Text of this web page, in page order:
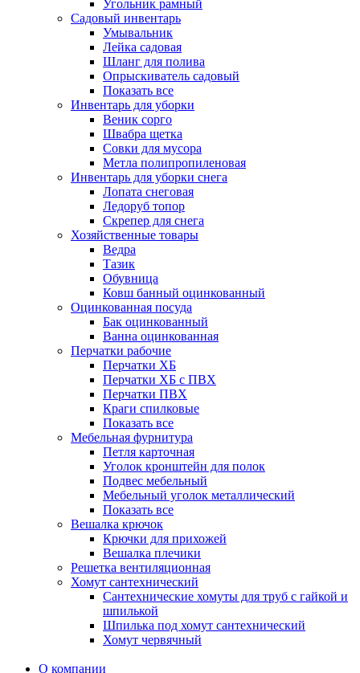
Угольник рамный
Садовый инвентарь
Умывальник
Лейка садовая
Шланг для полива
Опрыскиватель садовый
Показать все
Инвентарь для уборки
Веник сорго
Швабра щетка
Совки для мусора
Метла полипропиленовая
Инвентарь для уборки снега
Лопата снеговая
Ледоруб топор
Скрепер для снега
Хозяйственные товары
Ведра
Тазик
Обувница
Ковш банный оцинкованный
Оцинкованная посуда
Бак оцинкованный
Ванна оцинкованная
Перчатки рабочие
Перчатки ХБ
Перчатки ХБ с ПВХ
Перчатки ПВХ
Краги спилковые
Показать все
Мебельная фурнитура
Петля карточная
Уголок кронштейн для полок
Подвес мебельный
Мебельный уголок металлический
Показать все
Вешалка крючок
Крючки для прихожей
Вешалка плечики
Решетка вентиляционная
Хомут сантехнический
Сантехнические хомуты для труб с гайкой и
шпилькой
Шпилька под хомут сантехнический
Хомут червячный
О компании